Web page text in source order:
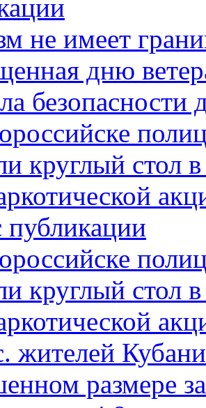
не имеет
дню
безопасности
круглый стол
круглый стол
жителей
размере